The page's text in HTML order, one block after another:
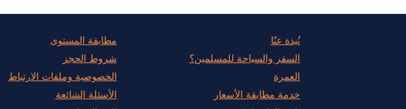
field
نُبذة عنّا
السفر والسياحة للمسلمين؟
العمرة
خدمة مطابقة الأسعار
مطابقة المستوى
شروط الحجز
الخصوصية وملفات الارتباط
الأسئلة الشائعة